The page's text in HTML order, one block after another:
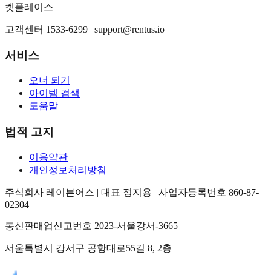
켓플레이스
고객센터 1533-6299 | support@rentus.io
서비스
오너 되기
아이템 검색
도움말
법적 고지
이용약관
개인정보처리방침
주식회사 레이븐어스 | 대표 정지용 | 사업자등록번호 860-87-
02304
통신판매업신고번호 2023-서울강서-3665
서울특별시 강서구 공항대로55길 8, 2층